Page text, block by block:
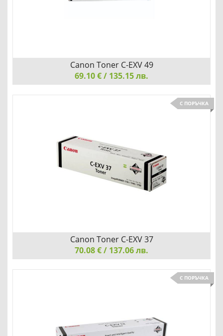
Сравни
Canon Toner C-EXV 49
69.10 € / 135.15 лв.
С ПОРЪЧКА
Canon Toner C-EXV 37
70.08 € / 137.06 лв.
С ПОРЪЧКА